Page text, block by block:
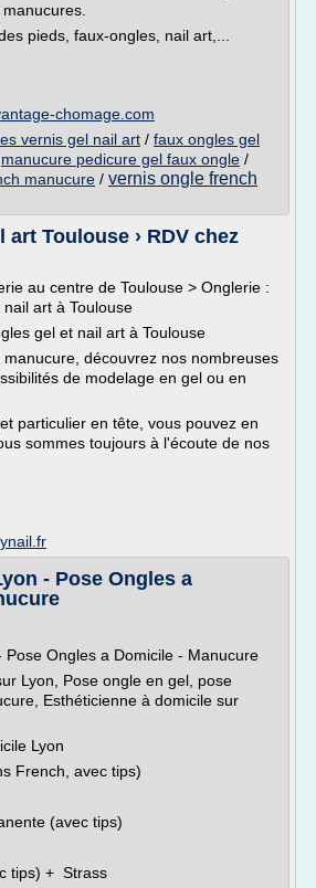
pieds, faux-ongles, nail art,...
chomage.com
vernis gel nail art / faux ongles gel
manucure pedicure gel faux ongle /
manucure / vernis ongle french
art Toulouse › RDV chez
au centre de Toulouse > Onglerie :
art à Toulouse
gel et nail art à Toulouse
découvrez nos nombreuses
de modelage en gel ou en
particulier en tête, vous pouvez en
sommes toujours à l'écoute de nos
- Pose Ongles a
Pose Ongles a Domicile - Manucure
Lyon, Pose ongle en gel, pose
Esthéticienne à domicile sur
Lyon
French, avec tips)
(avec tips)
tips) + Strass